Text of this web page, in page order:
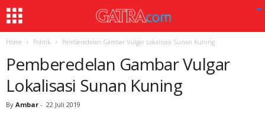
Home Politik Pemberedelan Gambar Vulgar Lokalisasi Sunan Kuning
Pemberedelan Gambar Vulgar
Lokalisasi Sunan Kuning
By Ambar - 22 Juli 2019